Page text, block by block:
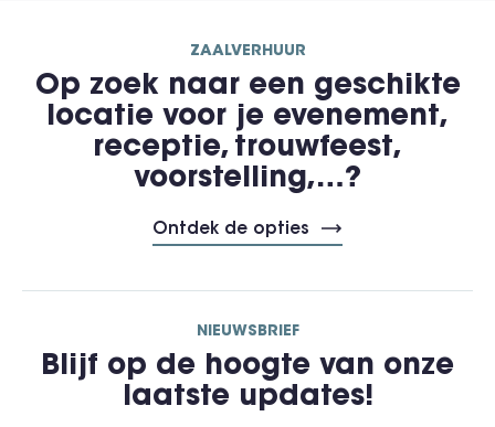
ZAALVERHUUR
Op zoek naar een geschikte
locatie voor je evenement,
receptie, trouwfeest,
voorstelling,…?
Ontdek de opties
NIEUWSBRIEF
Blijf op de hoogte van onze
laatste updates!